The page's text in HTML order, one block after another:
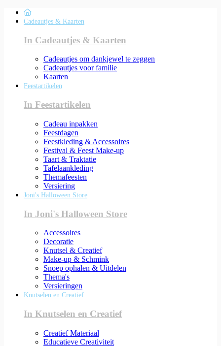
Cadeautjes & Kaarten
In Cadeautjes & Kaarten
Cadeautjes om dankjewel te zeggen
Cadeautjes voor familie
Kaarten
Feestartikelen
In Feestartikelen
Cadeau inpakken
Feestdagen
Feestkleding & Accessoires
Festival & Feest Make-up
Taart & Traktatie
Tafelaankleding
Themafeesten
Versiering
Joni's Halloween Store
In Joni's Halloween Store
Accessoires
Decoratie
Knutsel & Creatief
Make-up & Schmink
Snoep ophalen & Uitdelen
Thema's
Versieringen
Knutselen en Creatief
In Knutselen en Creatief
Creatief Materiaal
Educatieve Creativiteit